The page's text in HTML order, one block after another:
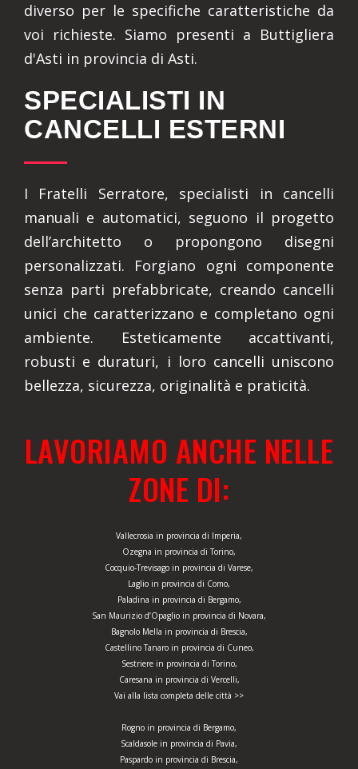
diverso per le specifiche caratteristiche da
voi richieste. Siamo presenti a Buttigliera
d'Asti in provincia di Asti.
SPECIALISTI IN
CANCELLI ESTERNI
I Fratelli Serratore, specialisti in cancelli
manuali e automatici, seguono il progetto
dell’architetto o propongono disegni
personalizzati. Forgiano ogni componente
senza parti prefabbricate, creando cancelli
unici che caratterizzano e completano ogni
ambiente. Esteticamente accattivanti,
robusti e duraturi, i loro cancelli uniscono
bellezza, sicurezza, originalità e praticità.
LAVORIAMO ANCHE NELLE
ZONE DI:
Vallecrosia in provincia di Imperia,
Ozegna in provincia di Torino,
Cocquio-Trevisago in provincia di Varese,
Laglio in provincia di Como,
Paladina in provincia di Bergamo,
San Maurizio d’Opaglio in provincia di Novara,
Bagnolo Mella in provincia di Brescia,
Castellino Tanaro in provincia di Cuneo,
Sestriere in provincia di Torino,
Caresana in provincia di Vercelli,
Vai alla lista completa delle città >>
Rogno in provincia di Bergamo,
Scaldasole in provincia di Pavia,
Paspardo in provincia di Brescia,